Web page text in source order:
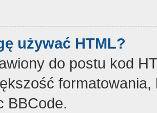
używać HTML?
do postu kod
BBCode.